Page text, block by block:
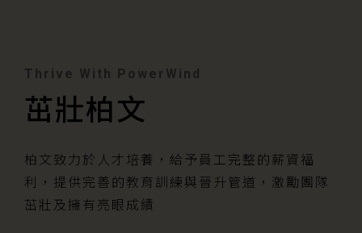
Thrive With PowerWind
茁壯柏文
柏文致力於人才培養，給予員工完整的薪資福
利，提供完善的教育訓練與晉升管道，激勵團隊
茁壯及擁有亮眼成績